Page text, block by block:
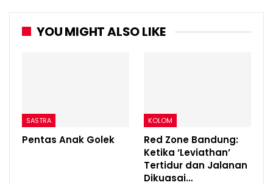
YOU MIGHT ALSO LIKE
SASTRA
Pentas Anak Golek
KOLOM
Red Zone Bandung:
Ketika ‘Leviathan’
Tertidur dan Jalanan
Dikuasai…